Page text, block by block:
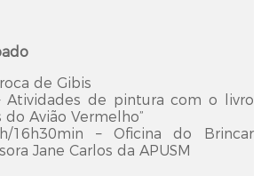
de Gibis
Atividades de pintura com o livro
do Avião Vermelho”
16h30min – Oficina do Brincar
Jane Carlos da APUSM